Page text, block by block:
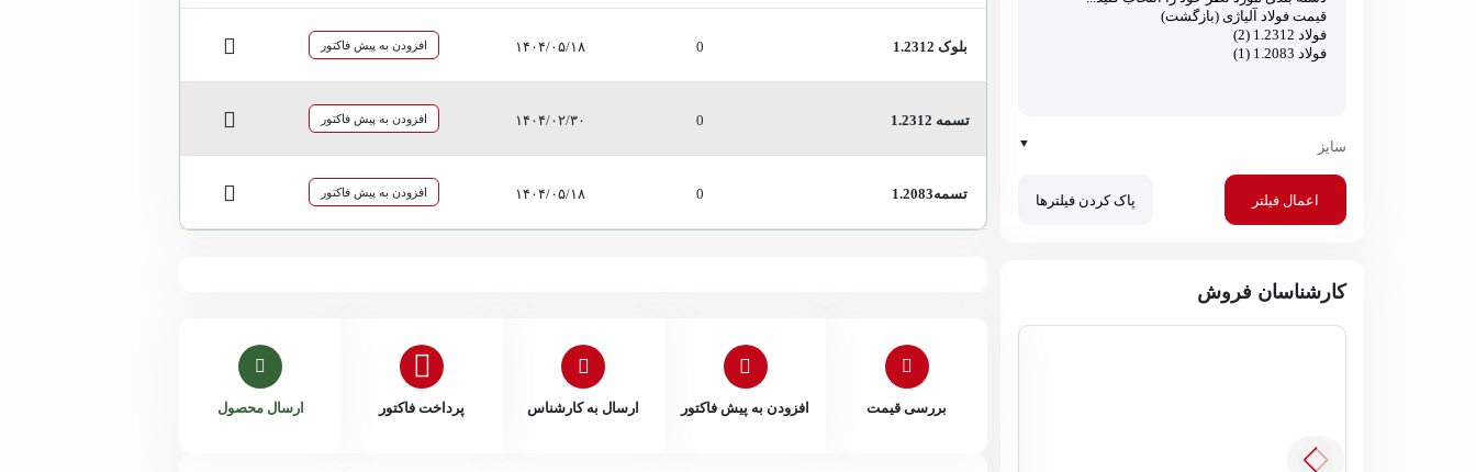
سایز ▼
اعمال فیلتر پاک کردن فیلترها
کارشناسان فروش
بلوک 1.2312 0 ۱۴۰۴/۰۵/۱۸ افزودن به پیش فاکتور
تسمه 1.2312 0 ۱۴۰۴/۰۲/۳۰ افزودن به پیش فاکتور
تسمه1.2083 0 ۱۴۰۴/۰۵/۱۸ افزودن به پیش فاکتور
بررسی قیمت افزودن به پیش فاکتور ارسال به کارشناس پرداخت فاکتور ارسال محصول